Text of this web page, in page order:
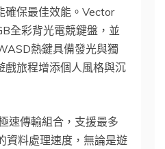
確保最佳效能。Vector
全彩背光電競鍵盤，並
熱鍵具備發光與獨
戲旅程增添個人風格與沉
速傳輸組合，支援最多
資料處理速度，無論是遊